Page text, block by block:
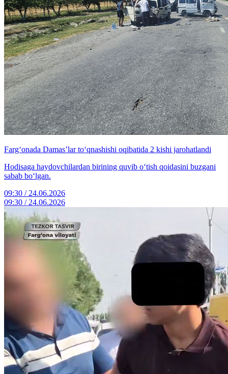
Farg‘onada Damasʼlar to‘qnashishi oqibatida 2 kishi jarohatlandi
Hodisaga haydovchilardan birining quvib oʻtish qoidasini buzgani
sabab boʻlgan.
09:30 / 24.06.2026
09:30 / 24.06.2026